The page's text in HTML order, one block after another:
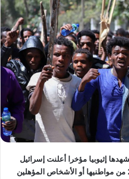
إثيوبيا مؤخرا أعلنت إسرائيل
أنها قامت بإجلاء أكثر من 200 من مواطنيها أو الأشخاص المؤهلين